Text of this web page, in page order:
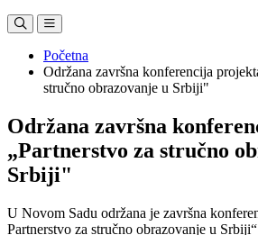
Početna
Održana završna konferencija
stručno obrazovanje u Srbiji"
Održana završna
„Partnerstvo za stručno
Srbiji"
U Novom Sadu održana je završna
Partnerstvo za stručno obrazovanje u